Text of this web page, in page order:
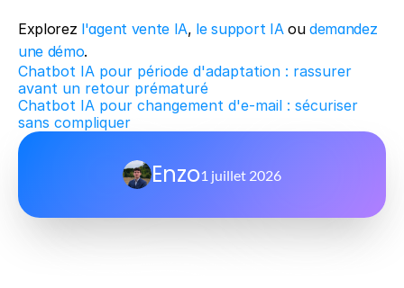
Explorez l'agent vente IA, le support IA ou demandez
une démo.
Chatbot IA pour période d'adaptation : rassurer
avant un retour prématuré
Chatbot IA pour changement d'e-mail : sécuriser
sans compliquer
Enzo1 juillet 2026